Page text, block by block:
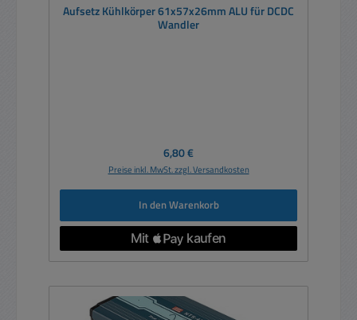
Aufsetz Kühlkörper 61x57x26mm ALU für DCDC
Wandler
Regulärer Preis:
6,80 €
Preise inkl. MwSt. zzgl. Versandkosten
In den Warenkorb